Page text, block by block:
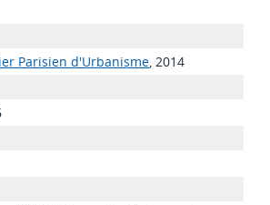
Parisien d'Urbanisme, 2014